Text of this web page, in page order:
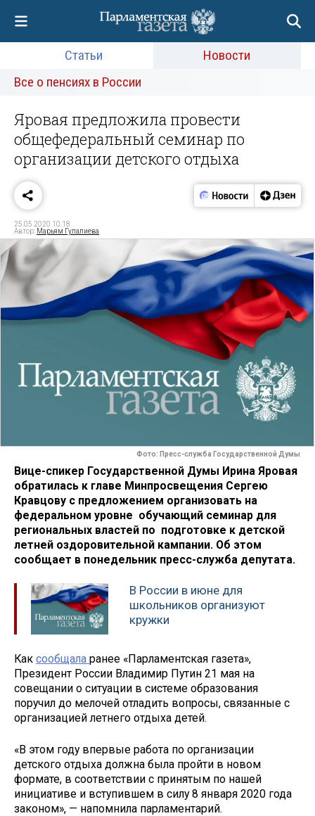
Статьи
Новости
Все о пенсиях в России
Яровая предложила провести
общефедеральный семинар по
организации детского отдыха
25.05.2020 10:18
Автор: Марьям Гулалиева
Фото: Пресс-служба Государственной Думы
Вице-спикер Государственной Думы Ирина Яровая
обратилась к главе Минпросвещения Сергею
Кравцову с предложением организовать на
федеральном уровне обучающий семинар для
региональных властей по подготовке к детской
летней оздоровительной кампании. Об этом
сообщает в понедельник пресс-служба депутата.
В России в июне для
школьников организуют
кружки
Как сообщала ранее «Парламентская газета»,
Президент России Владимир Путин 21 мая на
совещании о ситуации в системе образования
поручил до мелочей отладить вопросы, связанные с
организацией летнего отдыха детей.
«В этом году впервые работа по организации
детского отдыха должна была пройти в новом
формате, в соответствии с принятым по нашей
инициативе и вступившем в силу 8 января 2020 года
законом», — напомнила парламентарий.